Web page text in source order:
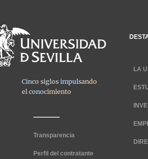
Transparencia
Perfil del contratante
LA